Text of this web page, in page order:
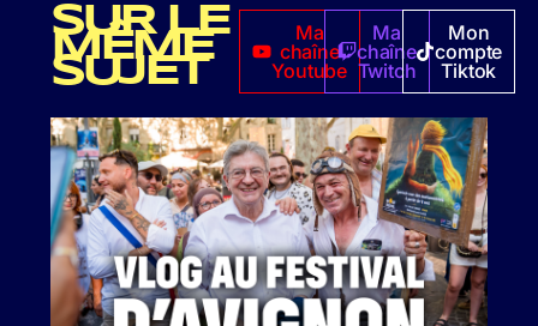
SUR LE
MÊME
SUJET
Ma
chaîne
Youtube
Ma
chaîne
Twitch
Mon
compte
Tiktok